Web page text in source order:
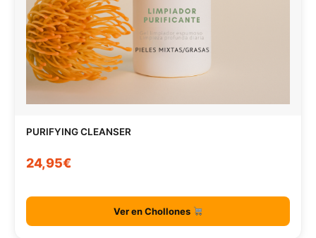
PURIFYING CLEANSER
24,95€
Ver en Chollones